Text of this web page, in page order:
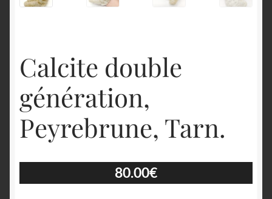
Calcite double
génération,
Peyrebrune, Tarn.
80.00€